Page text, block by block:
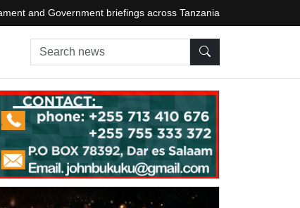
and Government briefings across Tanzania
Search news